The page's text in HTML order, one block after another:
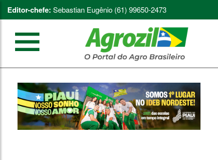
Editor-chefe: Sebastian Eugênio (61) 99650-2473